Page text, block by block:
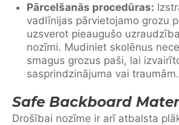
Pārcelšanās procedūras:
vadlīnijas pārvietojamo grozu
uzsverot pieaugušo
nozīmi. Mudiniet skolēnus
smagus grozus paši, lai
sasprindzinājuma vai traumām.
Safe Backboard
Drošībai nozīme ir arī atbalsta